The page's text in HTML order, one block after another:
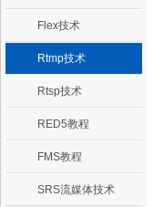
Flex技术
Rtmp技术
Rtsp技术
RED5教程
FMS教程
SRS流媒体技术